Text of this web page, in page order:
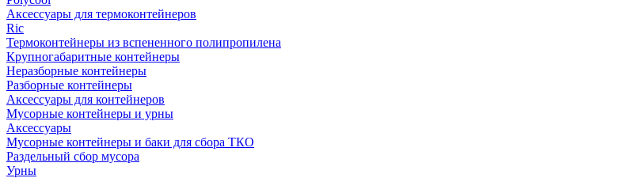
Аксессуары для термоконтейнеров
Ric
Термоконтейнеры из вспененного полипропилена
Крупногабаритные контейнеры
Неразборные контейнеры
Разборные контейнеры
Аксессуары для контейнеров
Мусорные контейнеры и урны
Аксессуары
Мусорные контейнеры и баки для сбора ТКО
Раздельный сбор мусора
Урны